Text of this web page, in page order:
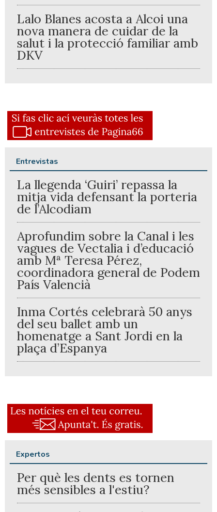
Lalo Blanes acosta a Alcoi una
nova manera de cuidar de la
salut i la protecció familiar amb
DKV
Entrevistas
La llegenda ‘Guiri’ repassa la
mitja vida defensant la porteria
de l’Alcodiam
Aprofundim sobre la Canal i les
vagues de Vectalia i d’educació
amb Mª Teresa Pérez,
coordinadora general de Podem
País Valencià
Inma Cortés celebrarà 50 anys
del seu ballet amb un
homenatge a Sant Jordi en la
plaça d’Espanya
Expertos
Per què les dents es tornen
més sensibles a l'estiu?